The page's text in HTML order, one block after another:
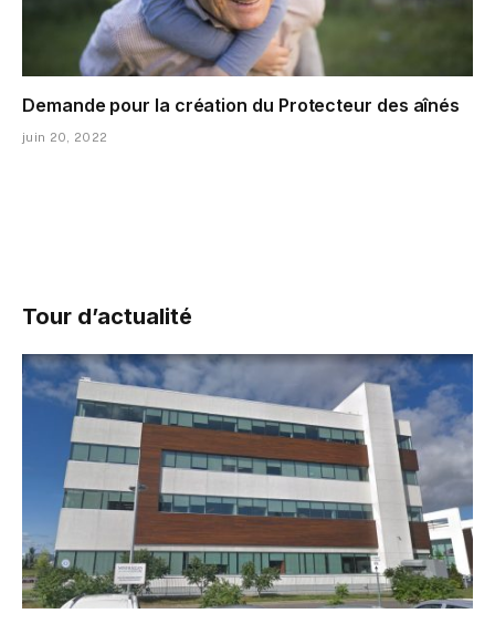
Demande pour la création du Protecteur des aînés
juin 20, 2022
Tour d’actualité